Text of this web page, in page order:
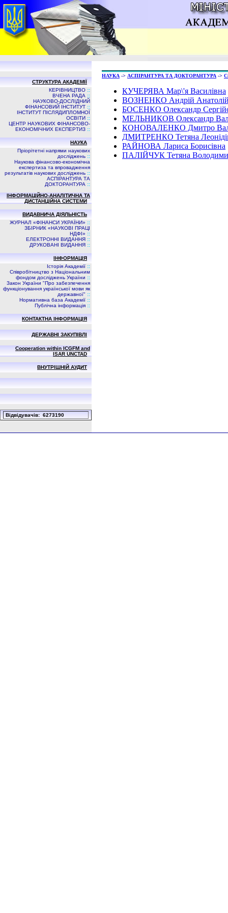
СТРУКТУРА АКАДЕМІЇ
КЕРІВНИЦТВО ::
ВЧЕНА РАДА ::
НАУКОВО-ДОСЛІДНИЙ
ФІНАНСОВИЙ ІНСТИТУТ ::
ІНСТИТУТ ПІСЛЯДИПЛОМНОЇ
ОСВІТИ ::
ЦЕНТР НАУКОВИХ ФІНАНСОВО-
ЕКОНОМІЧНИХ ЕКСПЕРТИЗ ::
НАУКА
Пріорітетні напрями наукових
досліджень ::
Наукова фінансово-економічна
експертиза та впровадження
результатів наукових досліджень ::
АСПIРАНТУРА ТА
ДОКТОРАНТУРА ::
ІНФОРМАЦІЙНО-АНАЛІТИЧНА ТА
ДИСТАНЦІЙНА СИСТЕМИ
ВИДАВНИЧА ДIЯЛЬНIСТЬ
ЖУРНАЛ «ФІНАНСИ УКРАЇНИ» ::
ЗБIРНИК «НАУКОВI ПРАЦI
НДФI» ::
ЕЛЕКТРОННІ ВИДАННЯ ::
ДРУКОВАНІ ВИДАННЯ ::
ІНФОРМАЦІЯ
Історія Академії ::
Співробітництво з Національним
фондом досліджень України ::
Закон України "Про забезпечення
функціонування української мови як
державної" ::
Нормативна база Академії ::
Публічна інформація ::
КОНТАКТНА ІНФОРМАЦІЯ
ДЕРЖАВНІ ЗАКУПІВЛІ
Cooperation within ICGFM and
ISAR UNCTAD
ВНУТРІШНІЙ АУДИТ
Вiдвiдувачiв: 6273190
НАУКА -> АСПIРАНТУРА ТА ДОКТОРАНТУРА ->
КУЧЕРЯВА Мар\'я Василівна
ВОЗНЕНКО Андрій
БОСЕНКО Олександр
МЕЛЬНИКОВ Олександр
КОНОВАЛЕНКО Дмитро
ДМИТРЕНКО Тетяна
РАЙНОВА Лариса Борисівна
ПАЛІЙЧУК Тетяна